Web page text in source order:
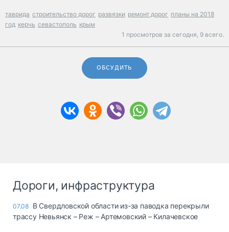
таврида строительство дорог развязки ремонт дорог планы на 2018
год керчь севастополь крым
1 просмотров за сегодня, 9 всего.
ОБСУДИТЬ
Дороги, инфраструктура
07.08 В Свердловской области из-за паводка перекрыли
трассу Невьянск – Реж – Артемовский – Килачевское